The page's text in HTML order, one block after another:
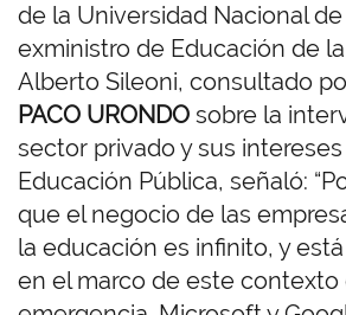
de la Universidad Nacional
exministro de Educación de
Alberto Sileoni, consultado
PACO URONDO sobre la
sector privado y sus
Educación Pública, señaló:
que el negocio de las
la educación es infinito, y
en el marco de este contexto